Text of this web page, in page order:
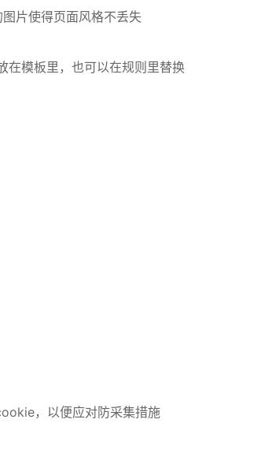
片使得页面风格不丢失
在模板里，也可以在规则里替换
，以便应对防采集措施